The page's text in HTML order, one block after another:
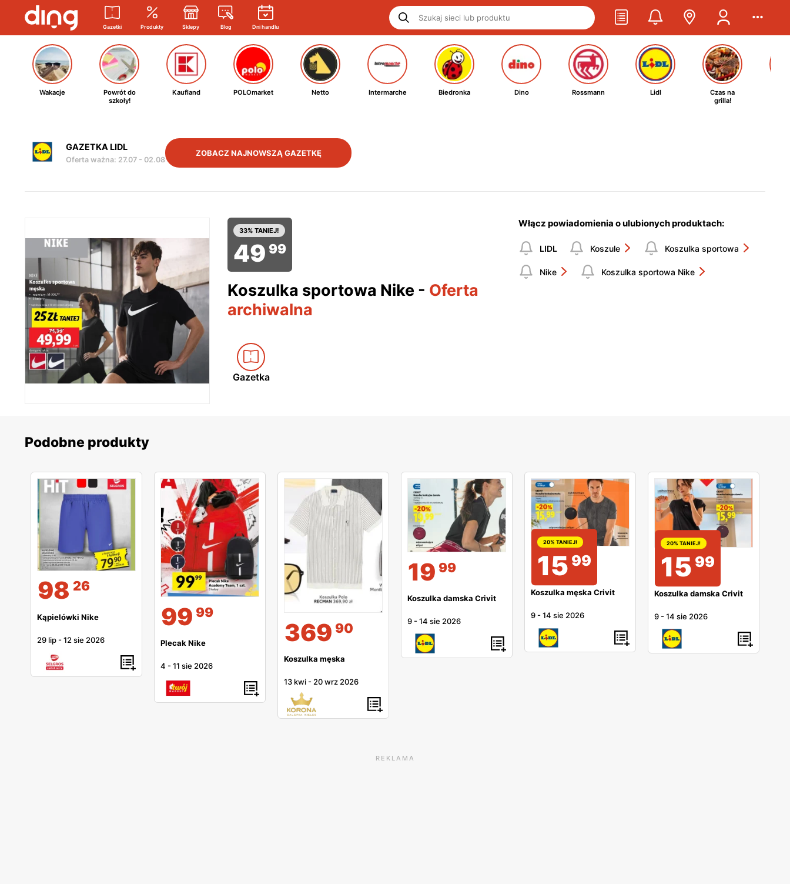
Gazetki Produkty Sklepy Blog Dni handlu
Wakacje
Powrót do
szkoły!
Kaufland POLOmarket Netto Intermarche Biedronka Dino Rossmann Lidl
Czas na
grilla!
GAZETKA LIDL
Oferta ważna: 27.07 - 02.08
ZOBACZ NAJNOWSZĄ GAZETKĘ
33% TANIEJ!
49 99
Koszulka sportowa Nike - Oferta
archiwalna
Gazetka
Włącz powiadomienia o ulubionych produktach:
LIDL Koszule Koszulka sportowa
Nike Koszulka sportowa Nike
Podobne produkty
98 26
Kąpielówki Nike
29 lip -12 sie 2026
99 99
Plecak Nike
4 -11 sie 2026
369 90
Koszulka męska
13 kwi - 20 wrz 2026
19 99
Koszulka damska Crivit
9 -14 sie 2026
20% TANIEJ!
15 99
Koszulka męska Crivit
9 -14 sie 2026
20% TANIEJ!
15 99
Koszulka damska Crivit
9 -14 sie 2026
REKLAMA